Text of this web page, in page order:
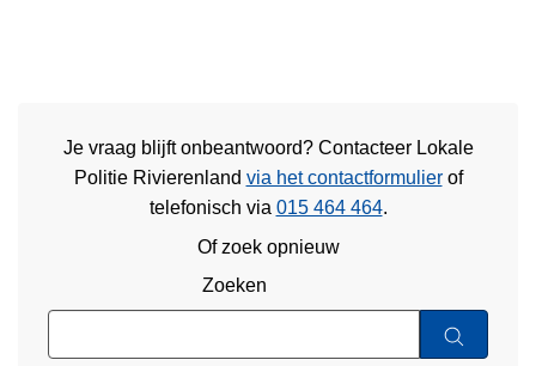
Je vraag blijft onbeantwoord? Contacteer Lokale
Politie Rivierenland via het contactformulierof
telefonisch via 015 464 464.
Of zoek opnieuw
Zoeken